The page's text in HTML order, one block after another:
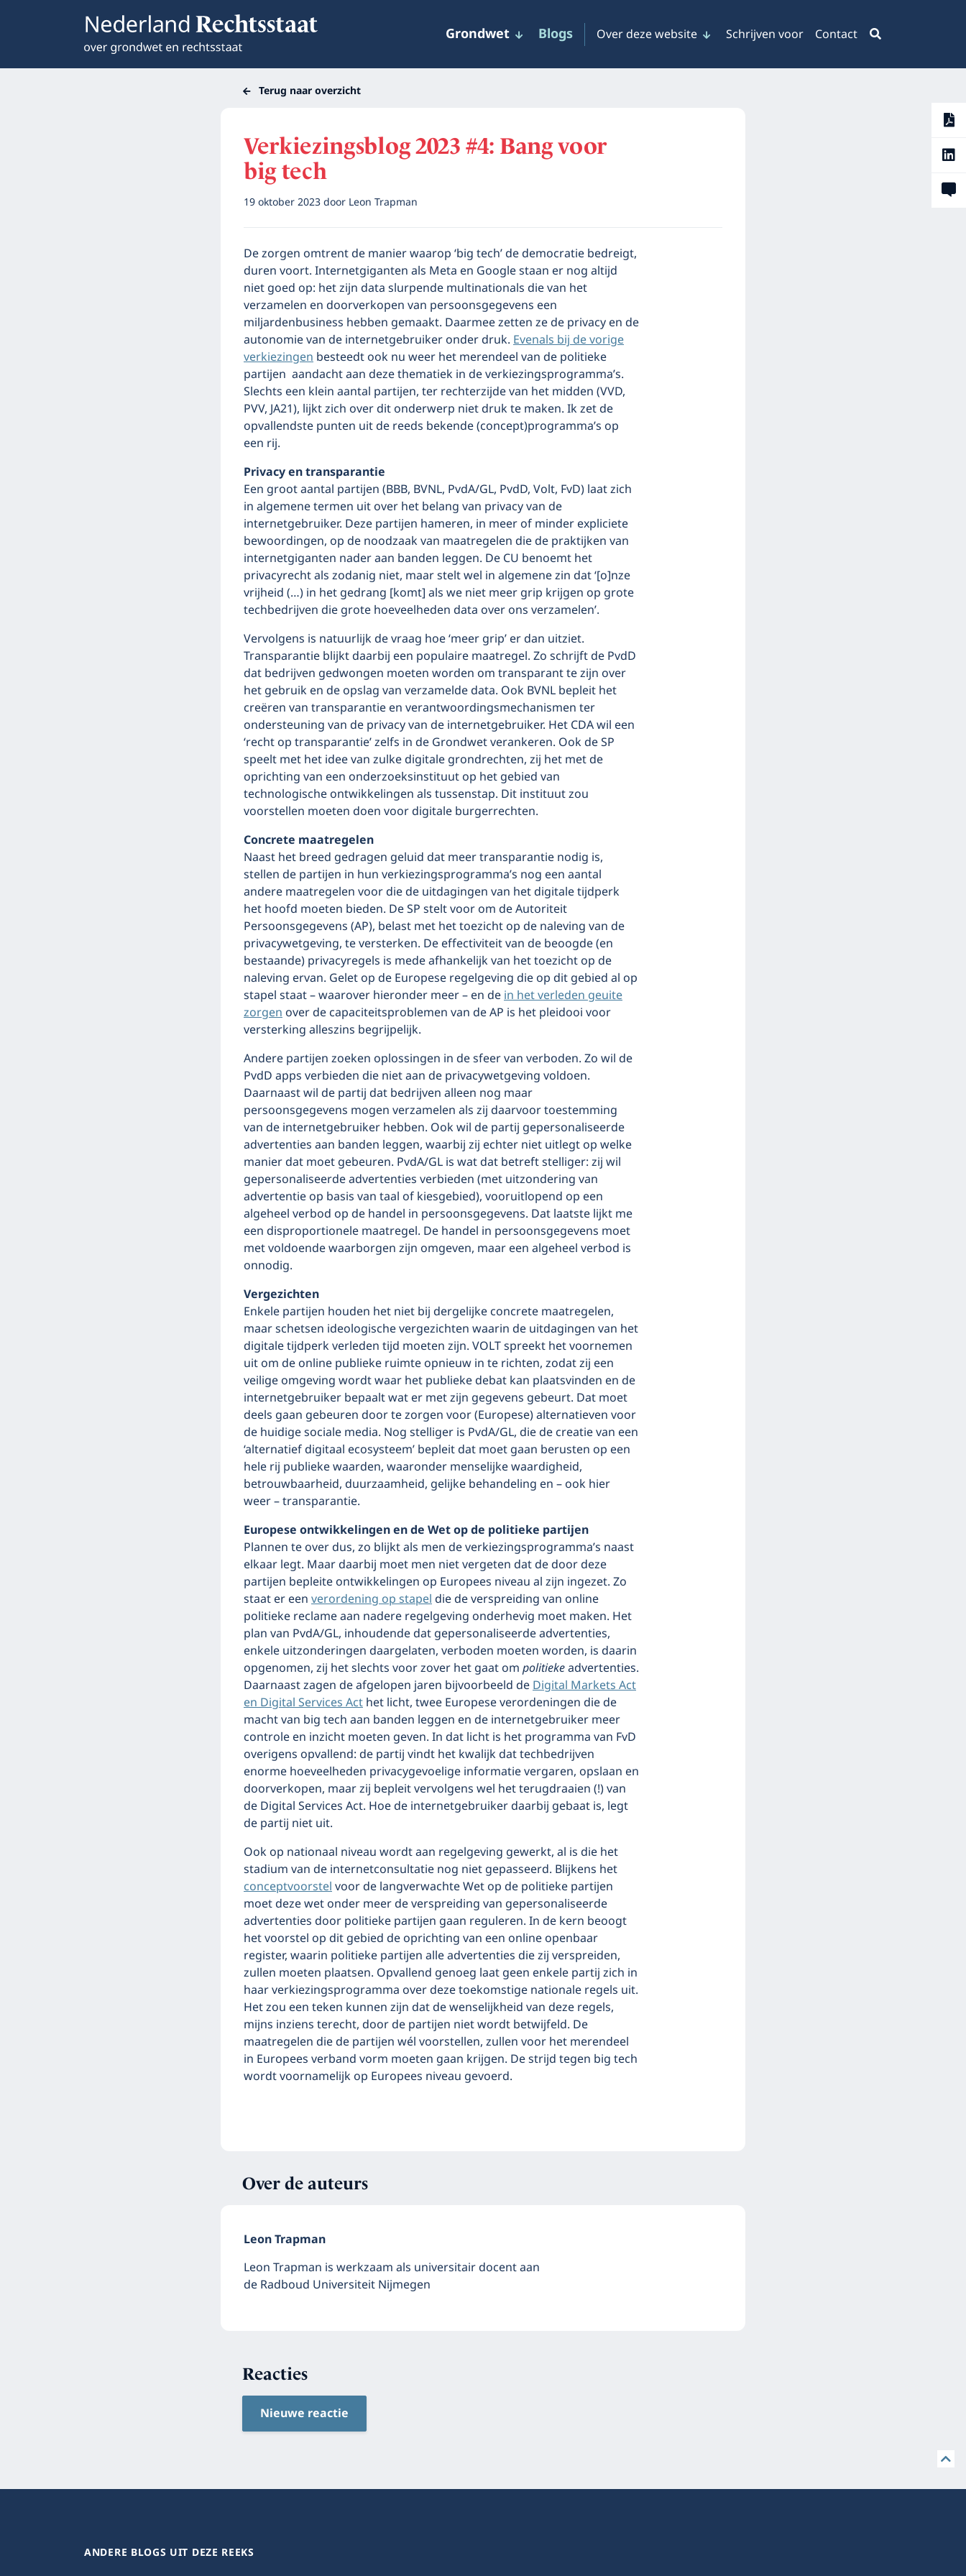
Grondwet Blogs Over deze website Schrijven voor Contact
Terug naar overzicht
Verkiezingsblog 2023 #4: Bang voor
big tech
19 oktober 2023door Leon Trapman
De zorgen omtrent de manier waarop ‘big tech’ de democratie bedreigt,
duren voort. Internetgiganten als Meta en Google staan er nog altijd
niet goed op: het zijn data slurpende multinationals die van het
verzamelen en doorverkopen van persoonsgegevens een
miljardenbusiness hebben gemaakt. Daarmee zetten ze de privacy en de
autonomie van de internetgebruiker onder druk.Evenals bij de vorige
verkiezingenbesteedt ook nu weer het merendeel van de politieke
partijen aandacht aan deze thematiek in de verkiezingsprogramma’s.
Slechts een klein aantal partijen, ter rechterzijde van het midden (VVD,
PVV, JA21), lijkt zich over dit onderwerp niet druk te maken. Ik zet de
opvallendste punten uit de reeds bekende (concept)programma’s op
een rij.
Privacy en transparantie
Een groot aantal partijen (BBB, BVNL, PvdA/GL, PvdD, Volt, FvD) laat zich
in algemene termen uit over het belang van privacy van de
internetgebruiker. Deze partijen hameren, in meer of minder expliciete
bewoordingen, op de noodzaak van maatregelen die de praktijken van
internetgiganten nader aan banden leggen. De CU benoemt het
privacyrecht als zodanig niet, maar stelt wel in algemene zin dat ‘[o]nze
vrijheid (…) in het gedrang [komt] als we niet meer grip krijgen op grote
techbedrijven die grote hoeveelheden data over ons verzamelen’.
Vervolgens is natuurlijk de vraag hoe ‘meer grip’ er dan uitziet.
Transparantie blijkt daarbij een populaire maatregel. Zo schrijft de PvdD
dat bedrijven gedwongen moeten worden om transparant te zijn over
het gebruik en de opslag van verzamelde data. Ook BVNL bepleit het
creëren van transparantie en verantwoordingsmechanismen ter
ondersteuning van de privacy van de internetgebruiker. Het CDA wil een
‘recht op transparantie’ zelfs in de Grondwet verankeren. Ook de SP
speelt met het idee van zulke digitale grondrechten, zij het met de
oprichting van een onderzoeksinstituut op het gebied van
technologische ontwikkelingen als tussenstap. Dit instituut zou
voorstellen moeten doen voor digitale burgerrechten.
Concrete maatregelen
Naast het breed gedragen geluid dat meer transparantie nodig is,
stellen de partijen in hun verkiezingsprogramma’s nog een aantal
andere maatregelen voor die de uitdagingen van het digitale tijdperk
het hoofd moeten bieden. De SP stelt voor om de Autoriteit
Persoonsgegevens (AP), belast met het toezicht op de naleving van de
privacywetgeving, te versterken. De effectiviteit van de beoogde (en
bestaande) privacyregels is mede afhankelijk van het toezicht op de
naleving ervan. Gelet op de Europese regelgeving die op dit gebied al op
stapel staat – waarover hieronder meer – en dein het verleden geuite
zorgenover de capaciteitsproblemen van de AP is het pleidooi voor
versterking alleszins begrijpelijk.
Andere partijen zoeken oplossingen in de sfeer van verboden. Zo wil de
PvdD apps verbieden die niet aan de privacywetgeving voldoen.
Daarnaast wil de partij dat bedrijven alleen nog maar
persoonsgegevens mogen verzamelen als zij daarvoor toestemming
van de internetgebruiker hebben. Ook wil de partij gepersonaliseerde
advertenties aan banden leggen, waarbij zij echter niet uitlegt op welke
manier dat moet gebeuren. PvdA/GL is wat dat betreft stelliger: zij wil
gepersonaliseerde advertenties verbieden (met uitzondering van
advertentie op basis van taal of kiesgebied), vooruitlopend op een
algeheel verbod op de handel in persoonsgegevens. Dat laatste lijkt me
een disproportionele maatregel. De handel in persoonsgegevens moet
met voldoende waarborgen zijn omgeven, maar een algeheel verbod is
onnodig.
Vergezichten
Enkele partijen houden het niet bij dergelijke concrete maatregelen,
maar schetsen ideologische vergezichten waarin de uitdagingen van het
digitale tijdperk verleden tijd moeten zijn. VOLT spreekt het voornemen
uit om de online publieke ruimte opnieuw in te richten, zodat zij een
veilige omgeving wordt waar het publieke debat kan plaatsvinden en de
internetgebruiker bepaalt wat er met zijn gegevens gebeurt. Dat moet
deels gaan gebeuren door te zorgen voor (Europese) alternatieven voor
de huidige sociale media. Nog stelliger is PvdA/GL, die de creatie van een
‘alternatief digitaal ecosysteem’ bepleit dat moet gaan berusten op een
hele rij publieke waarden, waaronder menselijke waardigheid,
betrouwbaarheid, duurzaamheid, gelijke behandeling en – ook hier
weer – transparantie.
Europese ontwikkelingen en de Wet op de politieke partijen
Plannen te over dus, zo blijkt als men de verkiezingsprogramma’s naast
elkaar legt. Maar daarbij moet men niet vergeten dat de door deze
partijen bepleite ontwikkelingen op Europees niveau al zijn ingezet. Zo
staat er eenverordening op stapeldie de verspreiding van online
politieke reclame aan nadere regelgeving onderhevig moet maken. Het
plan van PvdA/GL, inhoudende dat gepersonaliseerde advertenties,
enkele uitzonderingen daargelaten, verboden moeten worden, is daarin
opgenomen, zij het slechts voor zover het gaat ompolitiekeadvertenties.
Daarnaast zagen de afgelopen jaren bijvoorbeeld deDigital Markets Act
en Digital Services Acthet licht, twee Europese verordeningen die de
macht van big tech aan banden leggen en de internetgebruiker meer
controle en inzicht moeten geven. In dat licht is het programma van FvD
overigens opvallend: de partij vindt het kwalijk dat techbedrijven
enorme hoeveelheden privacygevoelige informatie vergaren, opslaan en
doorverkopen, maar zij bepleit vervolgens wel het terugdraaien (!) van
de Digital Services Act. Hoe de internetgebruiker daarbij gebaat is, legt
de partij niet uit.
Ook op nationaal niveau wordt aan regelgeving gewerkt, al is die het
stadium van de internetconsultatie nog niet gepasseerd. Blijkens het
conceptvoorstelvoor de langverwachte Wet op de politieke partijen
moet deze wet onder meer de verspreiding van gepersonaliseerde
advertenties door politieke partijen gaan reguleren. In de kern beoogt
het voorstel op dit gebied de oprichting van een online openbaar
register, waarin politieke partijen alle advertenties die zij verspreiden,
zullen moeten plaatsen. Opvallend genoeg laat geen enkele partij zich in
haar verkiezingsprogramma over deze toekomstige nationale regels uit.
Het zou een teken kunnen zijn dat de wenselijkheid van deze regels,
mijns inziens terecht, door de partijen niet wordt betwijfeld. De
maatregelen die de partijen wél voorstellen, zullen voor het merendeel
in Europees verband vorm moeten gaan krijgen. De strijd tegen big tech
wordt voornamelijk op Europees niveau gevoerd.
Over de auteurs
Leon Trapman
Leon Trapman is werkzaam als universitair docent aan
de Radboud Universiteit Nijmegen
Reacties
Nieuwe reactie
ANDERE BLOGS UIT DEZE REEKS